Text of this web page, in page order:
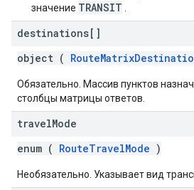
значение TRANSIT
destinations[]
object (
Обязательно. Массив пунктов
столбцы матрицы ответов.
travelMode
enum ( RouteTravelMode )
Необязательно. Указывает вид